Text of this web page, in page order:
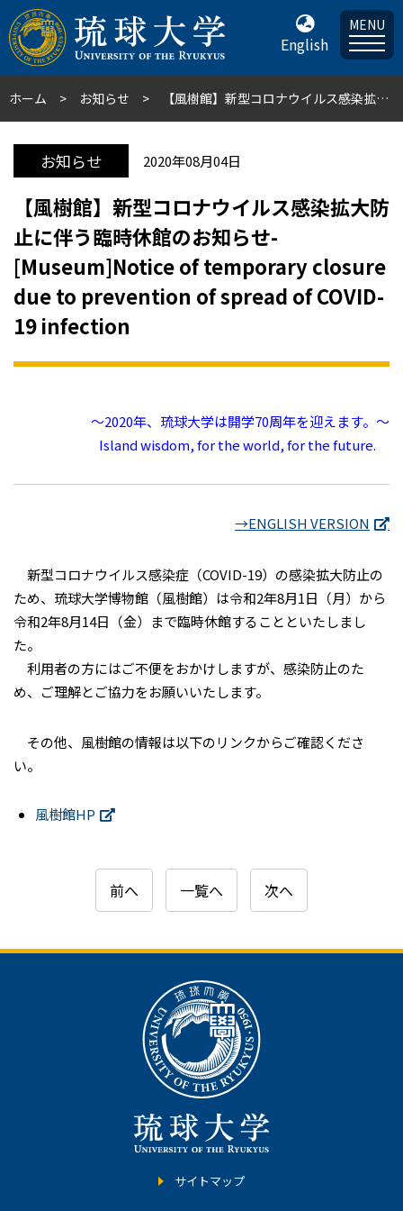
English
MENU
ホーム お知らせ 【風樹館】新型コロナウイルス感染拡大防止に伴う臨時休館のお知らせ-[Museum]Notice of temporary closure due to prevention of spread of COVID-19 infection
お知らせ 2020年08月04日
【風樹館】新型コロナウイルス感染拡大防
止に伴う臨時休館のお知らせ-
[Museum]Notice of temporary closure
due to prevention of spread of COVID-
19 infection
～2020年、琉球大学は開学70周年を迎えます。～
Island wisdom, for the world, for the future.
→ENGLISH VERSION
新型コロナウイルス感染症（COVID-19）の感染拡大防止の
ため、琉球大学博物館（風樹館）は令和2年8月1日（月）から
令和2年8月14日（金）まで臨時休館することといたしまし
た。
利用者の方にはご不便をおかけしますが、感染防止のた
め、ご理解とご協力をお願いいたします。
その他、風樹館の情報は以下のリンクからご確認くださ
い。
風樹館HP
前へ 一覧へ 次へ
サイトマップ